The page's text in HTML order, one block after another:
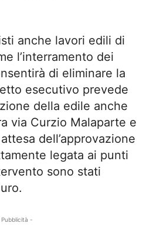
anche lavori edili di
l’interramento dei
di eliminare la
esecutivo prevede
della edile anche
via Curzio Malaparte e
dell’approvazione
legata ai punti
sono stati
-